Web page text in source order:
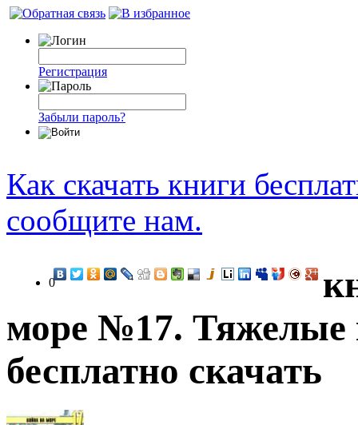
Регистрация
Забыли пароль?
Как скачать книги
сообщите нам.
0
море №17.
бесплатно скачать